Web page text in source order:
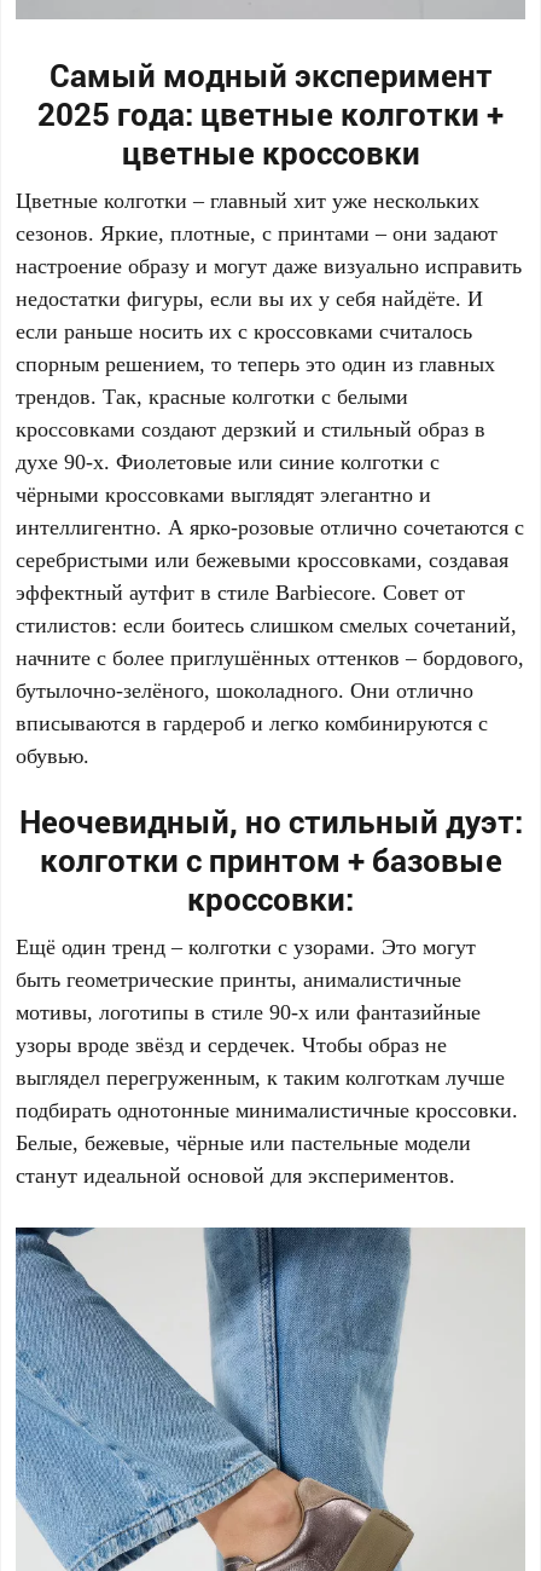
Самый модный эксперимент
2025 года: цветные колготки +
цветные кроссовки
Цветные колготки – главный хит уже нескольких
сезонов. Яркие, плотные, с принтами – они задают
настроение образу и могут даже визуально исправить
недостатки фигуры, если вы их у себя найдёте. И
если раньше носить их с кроссовками считалось
спорным решением, то теперь это один из главных
трендов. Так, красные колготки с белыми
кроссовками создают дерзкий и стильный образ в
духе 90-х. Фиолетовые или синие колготки с
чёрными кроссовками выглядят элегантно и
интеллигентно. А ярко-розовые отлично сочетаются с
серебристыми или бежевыми кроссовками, создавая
эффектный аутфит в стиле Barbiecore. Совет от
стилистов: если боитесь слишком смелых сочетаний,
начните с более приглушённых оттенков – бордового,
бутылочно-зелёного, шоколадного. Они отлично
вписываются в гардероб и легко комбинируются с
обувью.
Неочевидный, но стильный дуэт:
колготки с принтом + базовые
кроссовки:
Ещё один тренд – колготки с узорами. Это могут
быть геометрические принты, анималистичные
мотивы, логотипы в стиле 90-х или фантазийные
узоры вроде звёзд и сердечек. Чтобы образ не
выглядел перегруженным, к таким колготкам лучше
подбирать однотонные минималистичные кроссовки.
Белые, бежевые, чёрные или пастельные модели
станут идеальной основой для экспериментов.